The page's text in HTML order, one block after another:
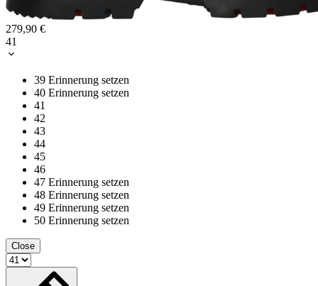
279,90 €
41
39 Erinnerung setzen
40 Erinnerung setzen
41
42
43
44
45
46
47 Erinnerung setzen
48 Erinnerung setzen
49 Erinnerung setzen
50 Erinnerung setzen
Close